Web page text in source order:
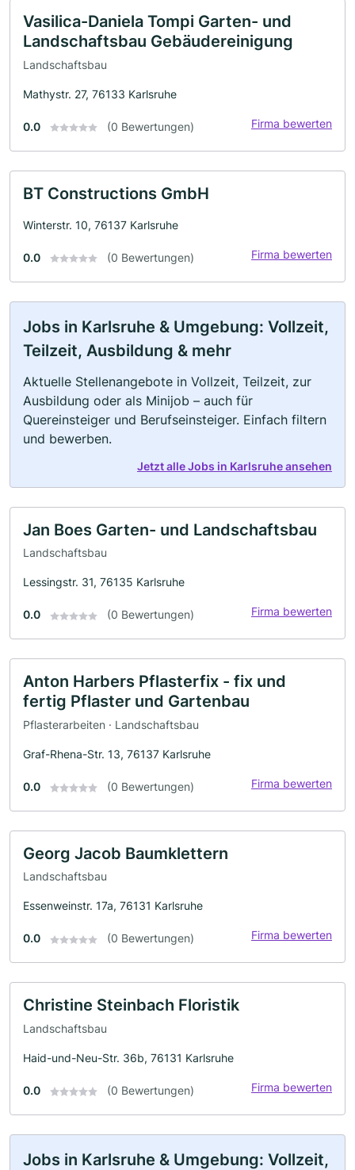
Vasilica-Daniela Tompi Garten- und
Landschaftsbau Gebäudereinigung
Landschaftsbau
Mathystr. 27, 76133 Karlsruhe
0.0 (0 Bewertungen) Firma bewerten
BT Constructions GmbH
Winterstr. 10, 76137 Karlsruhe
0.0 (0 Bewertungen) Firma bewerten
Jobs in Karlsruhe & Umgebung: Vollzeit,
Teilzeit, Ausbildung & mehr
Aktuelle Stellenangebote in Vollzeit, Teilzeit, zur
Ausbildung oder als Minijob – auch für
Quereinsteiger und Berufseinsteiger. Einfach filtern
und bewerben.
Jetzt alle Jobs in Karlsruhe ansehen
Jan Boes Garten- und Landschaftsbau
Landschaftsbau
Lessingstr. 31, 76135 Karlsruhe
0.0 (0 Bewertungen) Firma bewerten
Anton Harbers Pflasterfix - fix und
fertig Pflaster und Gartenbau
Pflasterarbeiten · Landschaftsbau
Graf-Rhena-Str. 13, 76137 Karlsruhe
0.0 (0 Bewertungen) Firma bewerten
Georg Jacob Baumklettern
Landschaftsbau
Essenweinstr. 17a, 76131 Karlsruhe
0.0 (0 Bewertungen) Firma bewerten
Christine Steinbach Floristik
Landschaftsbau
Haid-und-Neu-Str. 36b, 76131 Karlsruhe
0.0 (0 Bewertungen) Firma bewerten
Jobs in Karlsruhe & Umgebung: Vollzeit,